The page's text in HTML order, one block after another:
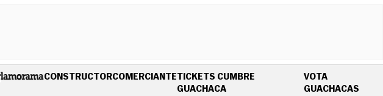
CONSTRUCTORCOMERCIANTETICKETS CUMBRE
GUACHACAOPENS IN NEW WINDOW
VOTA
GUACHACAS